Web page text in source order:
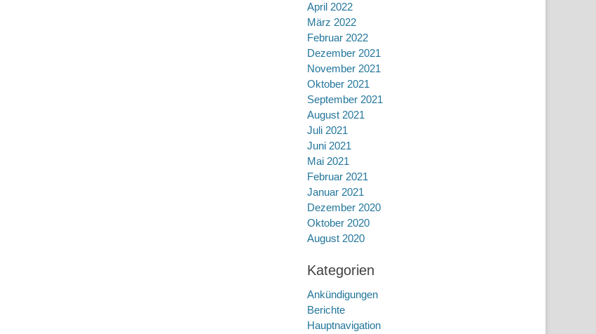
April 2022
März 2022
Februar 2022
Dezember 2021
November 2021
Oktober 2021
September 2021
August 2021
Juli 2021
Juni 2021
Mai 2021
Februar 2021
Januar 2021
Dezember 2020
Oktober 2020
August 2020
Kategorien
Ankündigungen
Berichte
Hauptnavigation